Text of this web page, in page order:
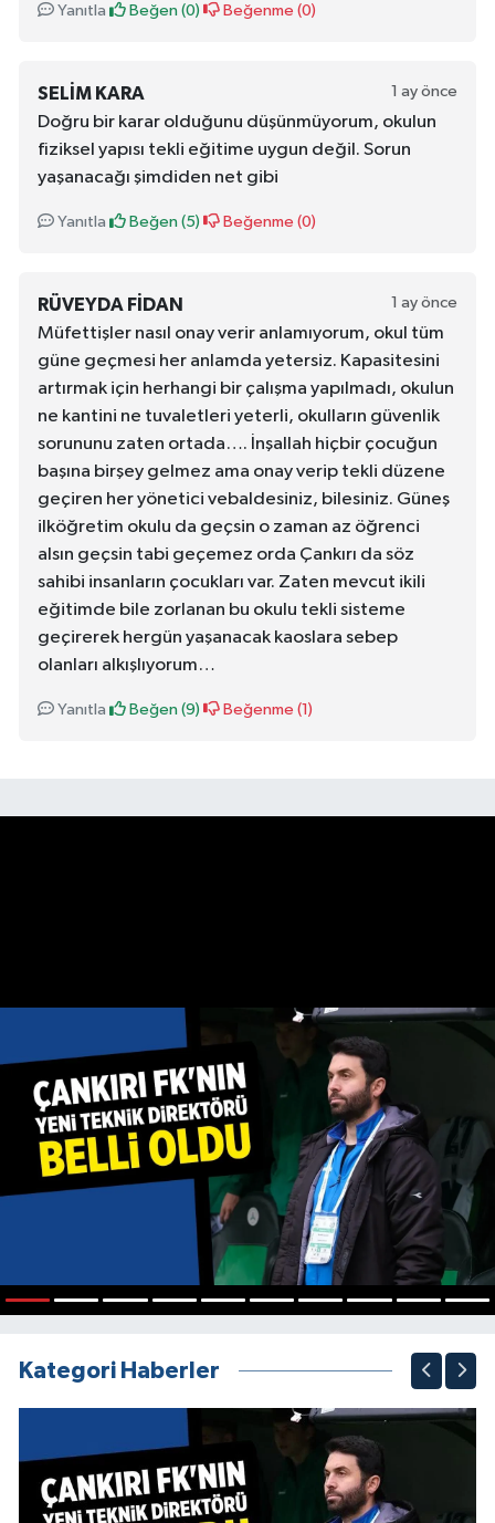
Yanıtla Beğen (0) Beğenme (0)
SELIM KARA 1 ay önce
Doğru bir karar olduğunu düşünmüyorum, okulun
fiziksel yapısı tekli eğitime uygun değil. Sorun
yaşanacağı şimdiden net gibi
Yanıtla Beğen (5) Beğenme (0)
RÜVEYDA FIDAN 1 ay önce
Müfettişler nasıl onay verir anlamıyorum, okul tüm
güne geçmesi her anlamda yetersiz. Kapasitesini
artırmak için herhangi bir çalışma yapılmadı, okulun
ne kantini ne tuvaletleri yeterli, okulların güvenlik
sorununu zaten ortada…. İnşallah hiçbir çocuğun
başına birşey gelmez ama onay verip tekli düzene
geçiren her yönetici vebaldesiniz, bilesiniz. Güneş
ilköğretim okulu da geçsin o zaman az öğrenci
alsın geçsin tabi geçemez orda Çankırı da söz
sahibi insanların çocukları var. Zaten mevcut ikili
eğitimde bile zorlanan bu okulu tekli sisteme
geçirerek hergün yaşanacak kaoslara sebep
olanları alkışlıyorum…
Yanıtla Beğen (9) Beğenme (1)
Kategori Haberler